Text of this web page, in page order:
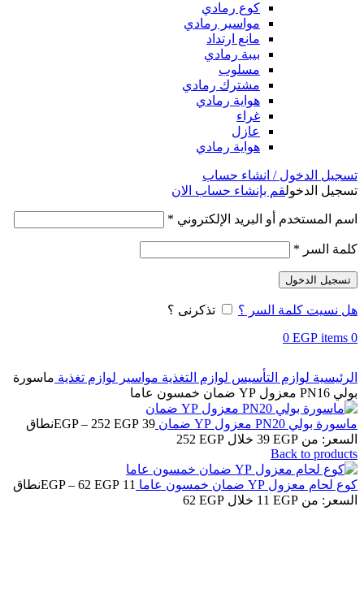
كوع رمادي
مواسير رمادي
مانع ارتداد
بيبة رمادي
مسلوب
مشترك رمادي
هواية رمادي
غراء
عازل
هواية رمادي
تسجيل الدخول / انشاء حساب
تسجيل الدخولقم بإنشاء حساب الان
اسم المستخدم أو البريد الإلكتروني *
كلمة السر *
تسجيل الدخول
هل نسيت كلمة السر ؟
تذكرنى ؟
0
items
0 EGP
الرئيسية لوازم التأسيس لوازم التغذية مواسير لوازم تغذية ماسورة
بولي PN16 معزول YP ضمان خمسون عاما
ماسورة بولي PN20 معزول YP ضمان 39
EGP – 252 EGP
نطاق
السعر: من ⁦39 EGP⁩ خلال ⁦252 EGP⁩
Back to products
كوع لحام معزول YP ضمان خمسون عاما 11
EGP – 62 EGP
نطاق
السعر: من ⁦11 EGP⁩ خلال ⁦62 EGP⁩